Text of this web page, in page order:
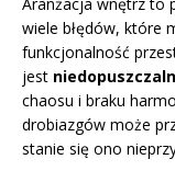
wiele błędów, które
funkcjonalność
jest
chaosu i braku
drobiazgów może
stanie się ono